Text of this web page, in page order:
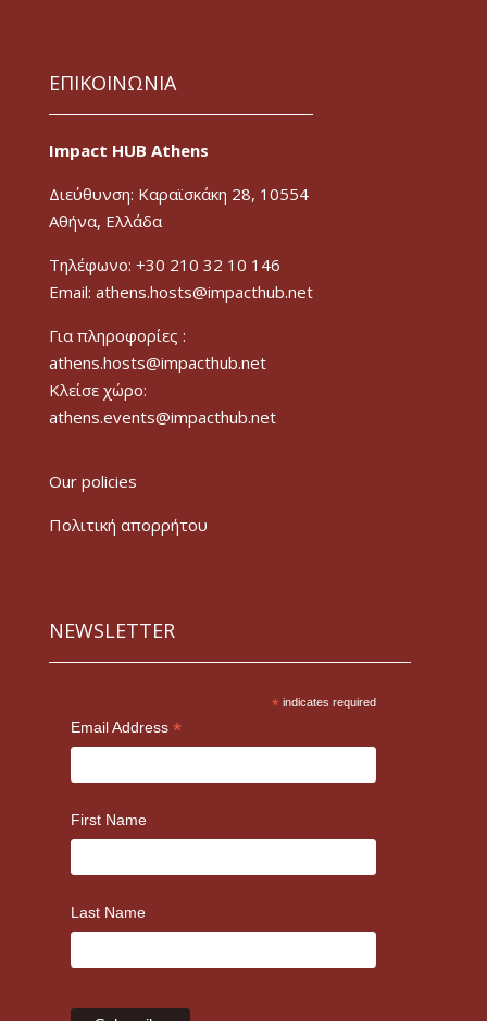
ΕΠΙΚΟΙΝΩΝΙΑ
Impact HUB Athens
Διεύθυνση: Καραϊσκάκη 28, 10554
Αθήνα, Ελλάδα
Τηλέφωνο: +30 210 32 10 146
Email: athens.hosts@impacthub.net
Για πληροφορίες :
athens.hosts@impacthub.net
Κλείσε χώρο:
athens.events@impacthub.net
Our policies
Πολιτική απορρήτου
NEWSLETTER
* indicates required
Email Address *
First Name
Last Name